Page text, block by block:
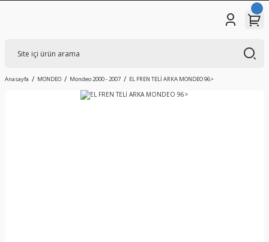
Anasayfa MONDEO Mondeo 2000 - 2007 EL FREN TELİ ARKA MONDEO 96>